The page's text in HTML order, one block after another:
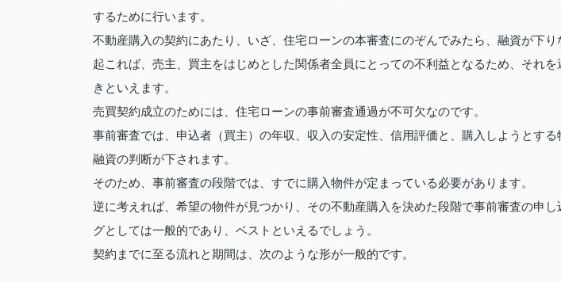
するために行います。
不動産購入の契約にあたり、いざ、住宅ローンの本審査にのぞんでみたら、融資が下
起これば、売主、買主をはじめとした関係者全員にとっての不利益となるため、それ
きといえます。
売買契約成立のためには、住宅ローンの事前審査通過が不可欠なのです。
事前審査では、申込者（買主）の年収、収入の安定性、信用評価と、購入しようとす
融資の判断が下されます。
そのため、事前審査の段階では、すでに購入物件が定まっている必要があります。
逆に考えれば、希望の物件が見つかり、その不動産購入を決めた段階で事前審査の申
グとしては一般的であり、ベストといえるでしょう。
契約までに至る流れと期間は、次のような形が一般的です。